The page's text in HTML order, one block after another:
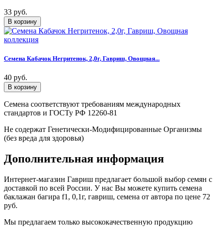
33 руб.
Семена Кабачок Негритенок, 2,0г, Гавриш, Овощная...
40 руб.
Семена соответствуют требованиям международных
стандартов и ГОСТу РФ 12260-81
Не содержат Генетически-Модифицированные Организмы
(без вреда для здоровья)
Дополнительная информация
Интернет-магазин Гавриш предлагает большой выбор семян с
доставкой по всей России. У нас Вы можете купить семена
баклажан багира f1, 0,1г, гавриш, семена от автора по цене 72
руб.
Мы предлагаем только высококачественную продукцию